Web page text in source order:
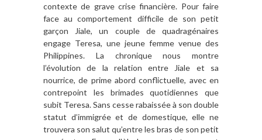
contexte de grave crise financière. Pour faire
face au comportement difficile de son petit
garçon Jiale, un couple de quadragénaires
engage Teresa, une jeune femme venue des
Philippines. La chronique nous montre
l’évolution de la relation entre Jiale et sa
nourrice, de prime abord conflictuelle, avec en
contrepoint les brimades quotidiennes que
subit Teresa. Sans cesse rabaissée à son double
statut d’immigrée et de domestique, elle ne
trouvera son salut qu’entre les bras de son petit